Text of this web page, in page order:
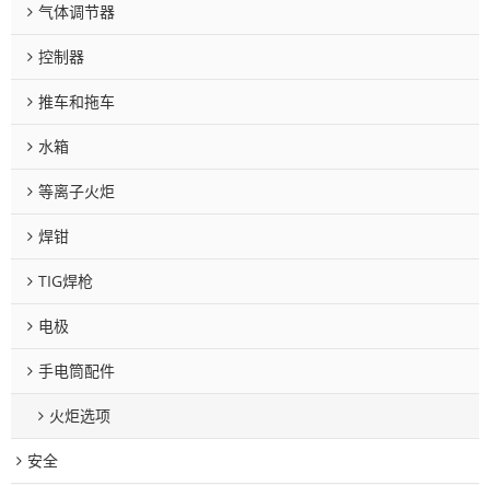
气体调节器
控制器
推车和拖车
水箱
等离子火炬
焊钳
TIG焊枪
电极
手电筒配件
火炬选项
安全